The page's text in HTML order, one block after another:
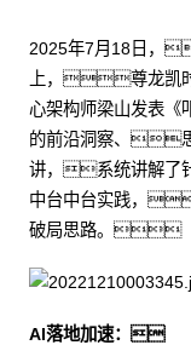
2025年7月18日，
上，尊龙凯时
心架构师梁山发表
的前沿洞察、
讲，系统讲解了
中台中台实践，
破局思路。
AI落地加速：